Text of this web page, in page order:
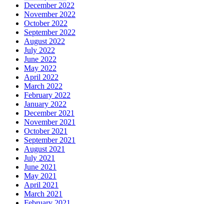
December 2022
November 2022
October 2022
September 2022
August 2022
July 2022
June 2022
May 2022
April 2022
March 2022
February 2022
January 2022
December 2021
November 2021
October 2021
September 2021
August 2021
July 2021
June 2021
May 2021
April 2021
March 2021